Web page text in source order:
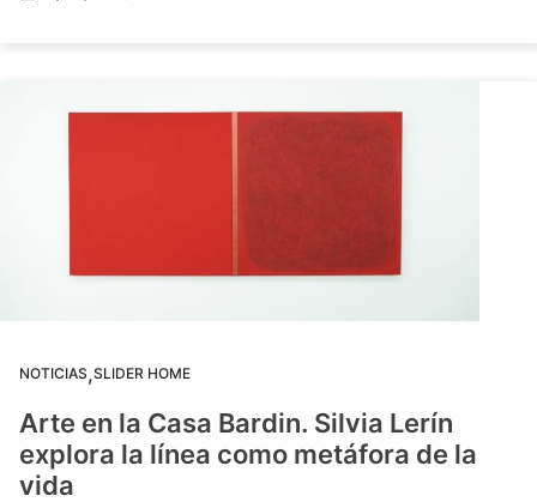
NOTICIAS,SLIDER HOME
Arte en la Casa Bardin. Silvia Lerín
explora la línea como metáfora de la
vida